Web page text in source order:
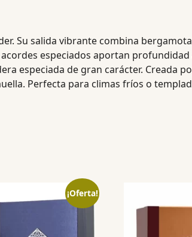
Su salida vibrante combina
especiados aportan
especiada de gran carácter. Creada
Perfecta para climas fríos o
¡Oferta!